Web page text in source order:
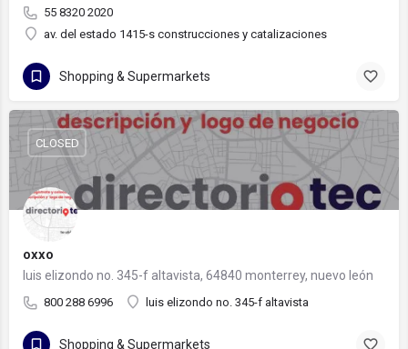
55 8320 2020
av. del estado 1415-s construcciones y catalizaciones
Shopping & Supermarkets
oxxo
luis elizondo no. 345-f altavista, 64840 monterrey, nuevo león
800 288 6996 luis elizondo no. 345-f altavista
CLOSED
Shopping & Supermarkets